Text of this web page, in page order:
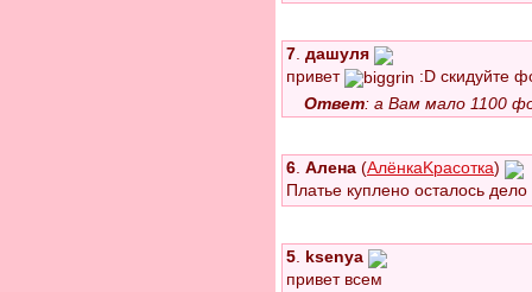
7. дашуля
привет
:D скидуйте
Ответ: а Вам мало 1100
6. Алена (АлёнкаKрасотка)
Платье куплено осталось
5. ksenya
привет всем